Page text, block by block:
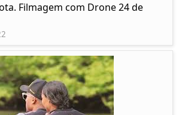
Filmagem com Drone 24 de